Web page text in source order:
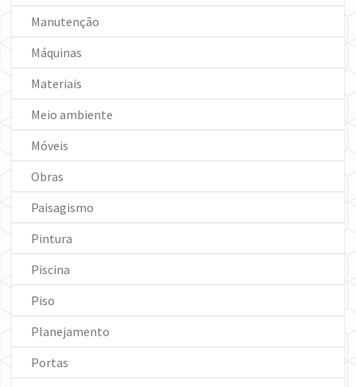
Manutenção
Máquinas
Materiais
Meio ambiente
Móveis
Obras
Paisagismo
Pintura
Piscina
Piso
Planejamento
Portas